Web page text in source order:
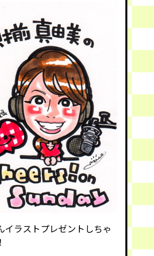
イラストプレゼントしちゃ